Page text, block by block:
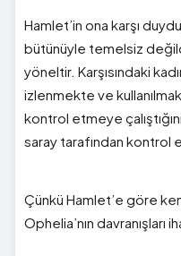
Hamlet’in ona karşı
bütünüyle temelsiz
yöneltir. Karşısındaki
izlenmekte ve
kontrol etmeye
saray tarafından kontrol
Çünkü Hamlet’e göre
Ophelia’nın davranışları